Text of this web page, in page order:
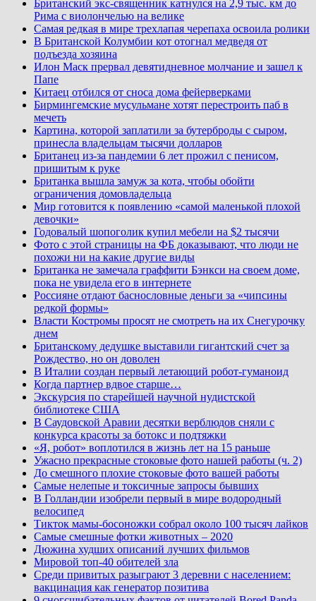
Британский экс-священник катнулся на 2,9 тыс. км до
Рима с виолончелью на велике
Самая редкая в мире трехлапая черепаха освоила ролики
В Британской Колумбии кот отогнал медведя от
подъезда хозяина
Илон Маск прервал девятидневное молчание и зашел к
Папе
Китаец отбился от сноса дома фейерверками
Бирмингемские мусульмане хотят перестроить паб в
мечеть
Картина, которой заплатили за бутерброды с сыром,
принесла владельцам тысячи долларов
Британец из-за пандемии 6 лет прожил с пенисом,
пришитым к руке
Британка вышла замуж за кота, чтобы обойти
ограничения домовладельца
Мир готовится к появлению «самой маленькой плохой
девочки»
Годовалый шопоголик купил мебели на $2 тысячи
Фото с этой страницы на ФБ доказывают, что люди не
похожи ни на какие другие виды
Британка не замечала граффити Бэнкси на своем доме,
пока не увидела его в интернете
Россияне отдают баснословные деньги за «чипсины
редкой формы»
Власти Костромы просят не смотреть на их Снегурочку
днем
Британскому дедушке выставили гигантский счет за
Рождество, но он доволен
В Италии создан первый летающий робот-гуманоид
Когда партнер вдвое старше…
Экскурсия по старейшей научной нудистской
библиотеке США
В Саудовской Аравии десятки верблюдов сняли с
конкурса красоты за ботокс и подтяжки
«Я, робот» воплотился в жизнь лет на 15 раньше
Ужасно прекрасные стоковые фото нашей работы (ч. 2)
До смешного плохие стоковые фото вашей работы
Самые нелепые и токсичные запросы бывших
В Голландии изобрели первый в мире водородный
велосипед
Тикток мамы-босоножки собрал около 100 тысяч лайков
Самые смешные фотки животных – 2020
Дюжина худших описаний лучших фильмов
Мировой топ-40 обителей зла
Среди привитых разыграют 3 деревни с населением:
вакцинация как генератор позитива